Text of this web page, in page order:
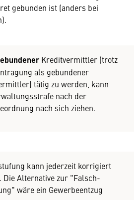
gebunden ist (anders bei
Kreditvermittler (trotz
als gebundener
tätig zu werden, kann
nach der
nach sich ziehen.
kann jederzeit korrigiert
Die Alternative zur "Falsch-
wäre ein Gewerbeentzug